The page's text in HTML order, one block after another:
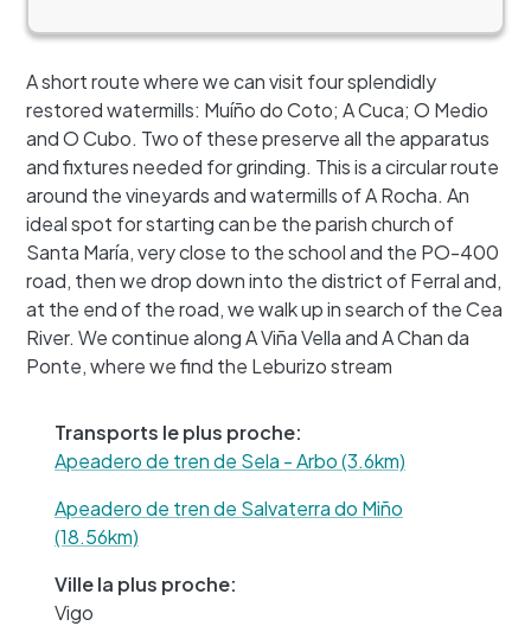
A short route where we can visit four splendidly
restored watermills: Muíño do Coto; A Cuca; O Medio
and O Cubo. Two of these preserve all the apparatus
and fixtures needed for grinding. This is a circular route
around the vineyards and watermills of A Rocha. An
ideal spot for starting can be the parish church of
Santa María, very close to the school and the PO-400
road, then we drop down into the district of Ferral and,
at the end of the road, we walk up in search of the Cea
River. We continue along A Viña Vella and A Chan da
Ponte, where we find the Leburizo stream
+
Transports le plus proche:
Apeadero de tren de Sela - Arbo (3.6km)
Apeadero de tren de Salvaterra do Miño
(18.56km)
Ville la plus proche:
Vigo